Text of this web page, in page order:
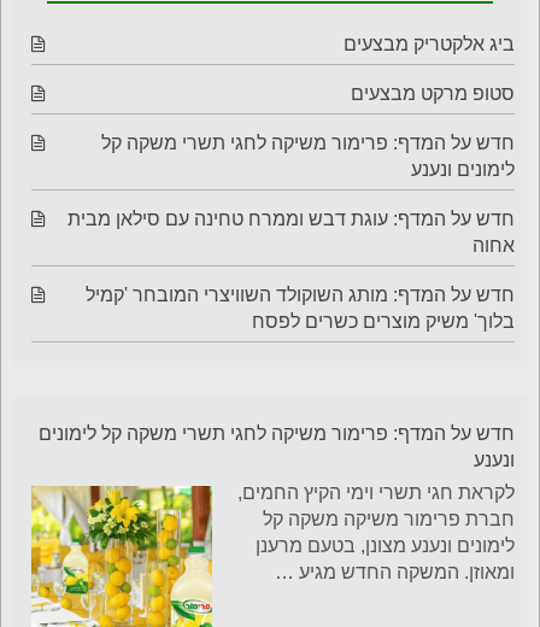
ביג אלקטריק מבצעים
סטופ מרקט מבצעים
חדש על המדף: פרימור משיקה לחגי תשרי משקה קל
לימונים ונענע
חדש על המדף: עוגת דבש וממרח טחינה עם סילאן מבית
אחוה
חדש על המדף: מותג השוקולד השוויצרי המובחר 'קמיל
בלוך' משיק מוצרים כשרים לפסח
חדש על המדף: פרימור משיקה לחגי תשרי משקה קל לימונים
ונענע
לקראת חגי תשרי וימי הקיץ החמים,
חברת פרימור משיקה משקה קל
לימונים ונענע מצונן, בטעם מרענן
ומאוזן. המשקה החדש מגיע …